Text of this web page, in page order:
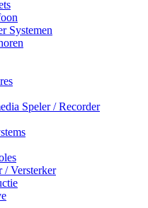
Systemen
Speler / Recorder
Versterker